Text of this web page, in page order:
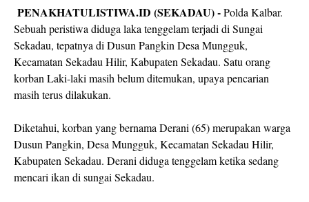
PENAKHATULISTIWA.ID (SEKADAU) -Polda Kalbar.
Sebuah peristiwa diduga laka tenggelam terjadi di Sungai
Sekadau, tepatnya di Dusun Pangkin Desa Mungguk,
Kecamatan Sekadau Hilir, Kabupaten Sekadau. Satu orang
korban Laki-laki masih belum ditemukan, upaya pencarian
masih terus dilakukan.
Diketahui, korban yang bernama Derani (65) merupakan warga
Dusun Pangkin, Desa Mungguk, Kecamatan Sekadau Hilir,
Kabupaten Sekadau. Derani diduga tenggelam ketika sedang
mencari ikan di sungai Sekadau.